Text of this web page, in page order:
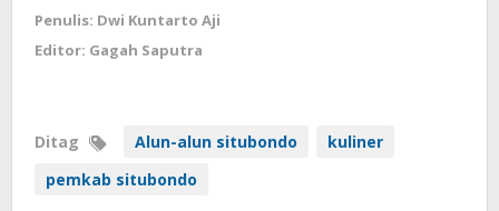
Penulis: Dwi Kuntarto Aji
Editor: Gagah Saputra
Ditag Alun-alun situbondo
kuliner
pemkab situbondo